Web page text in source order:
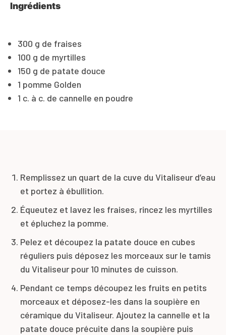
Ingrédients
300 g de fraises
100 g de myrtilles
150 g de patate douce
1 pomme Golden
1 c. à c. de cannelle en poudre
Remplissez un quart de la cuve du Vitaliseur d’eau
et portez à ébullition.
Équeutez et lavez les fraises, rincez les myrtilles
et épluchez la pomme.
Pelez et découpez la patate douce en cubes
réguliers puis déposez les morceaux sur le tamis
du Vitaliseur pour 10 minutes de cuisson.
Pendant ce temps découpez les fruits en petits
morceaux et déposez-les dans la soupière en
céramique du Vitaliseur. Ajoutez la cannelle et la
patate douce précuite dans la soupière puis